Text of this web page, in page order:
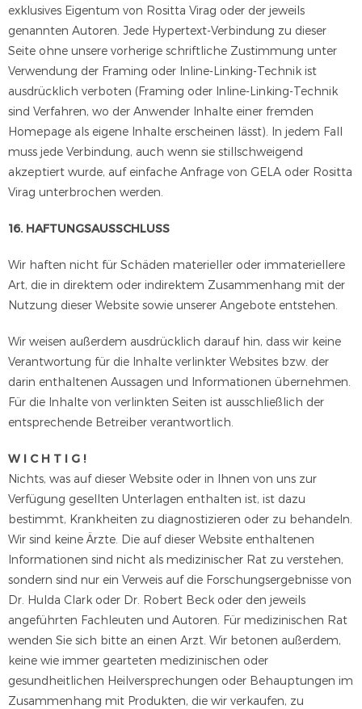
exklusives Eigentum von Rositta Virag oder der jeweils
genannten Autoren. Jede Hypertext-Verbindung zu dieser
Seite ohne unsere vorherige schriftliche Zustimmung unter
Verwendung der Framing oder Inline-Linking-Technik ist
ausdrücklich verboten (Framing oder Inline-Linking-Technik
sind Verfahren, wo der Anwender Inhalte einer fremden
Homepage als eigene Inhalte erscheinen lässt). In jedem Fall
muss jede Verbindung, auch wenn sie stillschweigend
akzeptiert wurde, auf einfache Anfrage von GELA oder Rositta
Virag unterbrochen werden.
16. HAFTUNGSAUSSCHLUSS
Wir haften nicht für Schäden materieller oder immateriellere
Art, die in direktem oder indirektem Zusammenhang mit der
Nutzung dieser Website sowie unserer Angebote entstehen.
Wir weisen außerdem ausdrücklich darauf hin, dass wir keine
Verantwortung für die Inhalte verlinkter Websites bzw. der
darin enthaltenen Aussagen und Informationen übernehmen.
Für die Inhalte von verlinkten Seiten ist ausschließlich der
entsprechende Betreiber verantwortlich.
W I C H T I G !
Nichts, was auf dieser Website oder in Ihnen von uns zur
Verfügung gesellten Unterlagen enthalten ist, ist dazu
bestimmt, Krankheiten zu diagnostizieren oder zu behandeln.
Wir sind keine Ärzte. Die auf dieser Website enthaltenen
Informationen sind nicht als medizinischer Rat zu verstehen,
sondern sind nur ein Verweis auf die Forschungsergebnisse von
Dr. Hulda Clark oder Dr. Robert Beck oder den jeweils
angeführten Fachleuten und Autoren. Für medizinischen Rat
wenden Sie sich bitte an einen Arzt. Wir betonen außerdem,
keine wie immer gearteten medizinischen oder
gesundheitlichen Heilversprechungen oder Behauptungen im
Zusammenhang mit Produkten, die wir verkaufen, zu